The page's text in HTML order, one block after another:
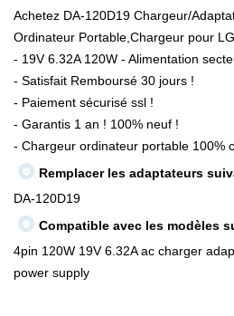
Achetez DA-120D19 Chargeur/
Ordinateur Portable,Chargeur pour
- 19V 6.32A 120W - Alimentation
- Satisfait Remboursé 30 jours !
- Paiement sécurisé ssl !
- Garantis 1 an ! 100% neuf !
- Chargeur ordinateur portable 100%
Remplacer les adaptateurs
DA-120D19
Compatible avec les modèles
4pin 120W 19V 6.32A ac charger
power supply